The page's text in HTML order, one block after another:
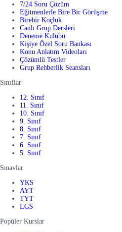
7/24 Soru Çözüm
Eğitmenlerle Bire Bir Görüşme
Birebir Koçluk
Canlı Grup Dersleri
Deneme Kulübü
Kişiye Özel Soru Bankası
Konu Anlatım Videoları
Çözümlü Testler
Grup Rehberlik Seansları
Sınıflar
12. Sınıf
11. Sınıf
10. Sınıf
9. Sınıf
8. Sınıf
7. Sınıf
6. Sınıf
5. Sınıf
Sınavlar
YKS
AYT
TYT
LGS
Popüler Kurslar